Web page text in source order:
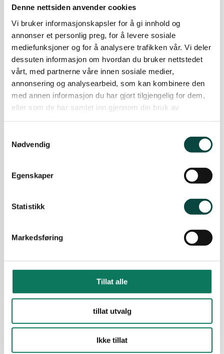
Denne nettsiden anvender cookies
Vi bruker informasjonskapsler for å gi innhold og
annonser et personlig preg, for å levere sosiale
mediefunksjoner og for å analysere trafikken vår. Vi deler
dessuten informasjon om hvordan du bruker nettstedet
vårt, med partnerne våre innen sosiale medier,
annonsering og analysearbeid, som kan kombinere den
med annen informasjon du har gjort tilgjengelig for dem,
eller som de har samlet inn gjennom din bruk av
Nødvendig
Egenskaper
Statistikk
Markedsføring
Tillat alle
tillat utvalg
Ikke tillat
Nyheter Uttalelser
Skogbruket er den absolutt
største trusselen mot det
biologiske mangfoldet
Det må bli en enda bedre kartlegging av
miljøverdier i skog. Naturvernforbundet i Øst-
Telemark og Skogutvalget i Naturvernforbundet
har sammen skrevet en pressemelding til avisen
Telen, der de oppfordrer til dialog mellom
næringen, grunneiere, fagbiologene og
Motorvei over Meheia? NeiTakk
en firefelts motorvei over Meheia. Den vil
komme i tillegg til dagens vei og skjære
klimagassutslipp av å bygge en slik vei. Og den
vil fort trekke til seg annen virksomhet, som
Uttalelser
Firefelts motorvei over Meheia
Naturvernforbundet i Telemark går mot å bygge
en firefelts motorvei over Meheia. Den vil
komme i tillegg til dagens vei og skjære
gjennom skog og myr. Det blir store